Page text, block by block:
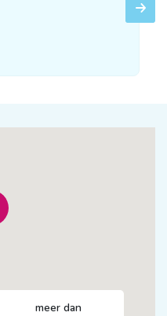
Next
meer dan